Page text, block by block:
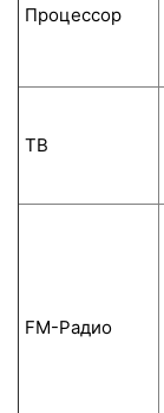
Процессор
ТВ
FM-Радио